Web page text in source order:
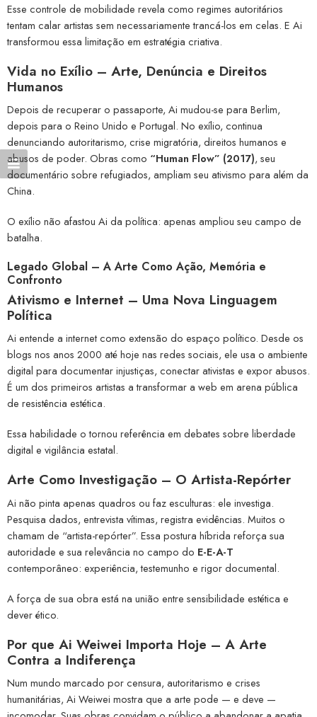
Esse controle de mobilidade revela como regimes autoritários
tentam calar artistas sem necessariamente trancá-los em celas. E Ai
transformou essa limitação em estratégia criativa.
Vida no Exílio – Arte, Denúncia e Direitos
Humanos
Depois de recuperar o passaporte, Ai mudou-se para Berlim,
depois para o Reino Unido e Portugal. No exílio, continua
denunciando autoritarismo, crise migratória, direitos humanos e
abusos de poder. Obras como “Human Flow” (2017), seu
documentário sobre refugiados, ampliam seu ativismo para além da
China.
O exílio não afastou Ai da política: apenas ampliou seu campo de
batalha.
Legado Global – A Arte Como Ação, Memória e
Confronto
Ativismo e Internet – Uma Nova Linguagem
Política
Ai entende a internet como extensão do espaço político. Desde os
blogs nos anos 2000 até hoje nas redes sociais, ele usa o ambiente
digital para documentar injustiças, conectar ativistas e expor abusos.
É um dos primeiros artistas a transformar a web em arena pública
de resistência estética.
Essa habilidade o tornou referência em debates sobre liberdade
digital e vigilância estatal.
Arte Como Investigação – O Artista-Repórter
Ai não pinta apenas quadros ou faz esculturas: ele investiga.
Pesquisa dados, entrevista vítimas, registra evidências. Muitos o
chamam de “artista-repórter”. Essa postura híbrida reforça sua
autoridade e sua relevância no campo do E-E-A-T
contemporâneo: experiência, testemunho e rigor documental.
A força de sua obra está na união entre sensibilidade estética e
dever ético.
Por que Ai Weiwei Importa Hoje – A Arte
Contra a Indiferença
Num mundo marcado por censura, autoritarismo e crises
humanitárias, Ai Weiwei mostra que a arte pode — e deve —